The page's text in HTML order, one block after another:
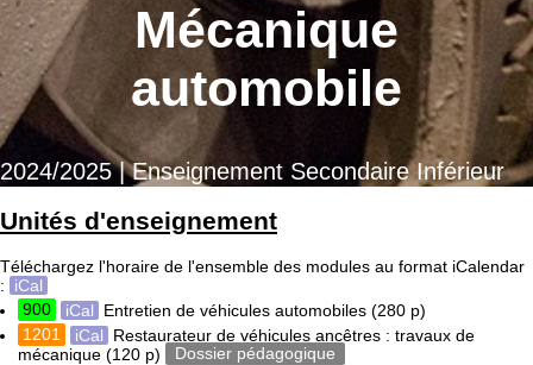
Mécanique
automobile
2024/2025 | Enseignement Secondaire Inférieur
Unités d'enseignement
Téléchargez l'horaire de l'ensemble des modules au format iCalendar
:
iCal
900
iCal Entretien de véhicules automobiles(280 p)
1201
iCal
Restaurateur de véhicules ancêtres : travaux de
mécanique (120 p) Dossier pédagogique